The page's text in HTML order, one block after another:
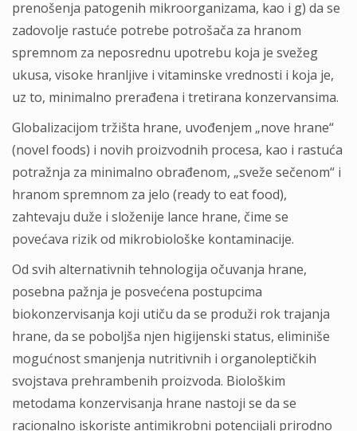
prenošenja patogenih mikroorganizama, kao i g) da se
zadovolje rastuće potrebe potrošača za hranom
spremnom za neposrednu upotrebu koja je svežeg
ukusa, visoke hranljive i vitaminske vrednosti i koja je,
uz to, minimalno prerađena i tretirana konzervansima.
Globalizacijom tržišta hrane, uvođenjem „nove hrane“
(novel foods) i novih proizvodnih procesa, kao i rastuća
potražnja za minimalno obrađenom, „sveže sečenom“ i
hranom spremnom za jelo (ready to eat food),
zahtevaju duže i složenije lance hrane, čime se
povećava rizik od mikrobiološke kontaminacije.
Od svih alternativnih tehnologija očuvanja hrane,
posebna pažnja je posvećena postupcima
biokonzervisanja koji utiču da se produži rok trajanja
hrane, da se poboljša njen higijenski status, eliminiše
mogućnost smanjenja nutritivnih i organoleptičkih
svojstava prehrambenih proizvoda. Biološkim
metodama konzervisanja hrane nastoji se da se
racionalno iskoriste antimikrobni potencijali prirodno